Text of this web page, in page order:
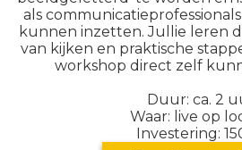
als
kunnen inzetten. Jullie leren
van kijken en praktische
workshop direct zelf
Duur: ca. 2
Waar: live op
Investering: